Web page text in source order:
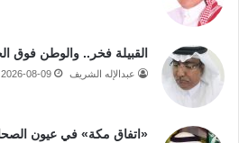
القبيلة فخر.. والوطن فوق
عبدالإله الشريف 2026-08-09
«اتفاق مكة» في عيون